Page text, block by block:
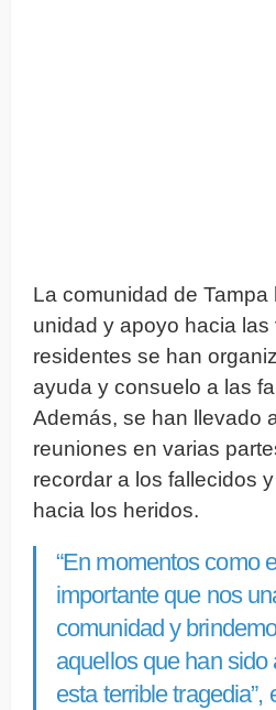
La comunidad de
unidad y apoyo hacia
residentes se han
ayuda y consuelo a las
Además, se han llevado
reuniones en varias
recordar a los fallecidos
hacia los heridos.
“En momentos como
importante que nos
comunidad y
aquellos que han sido
esta terrible tragedia”,